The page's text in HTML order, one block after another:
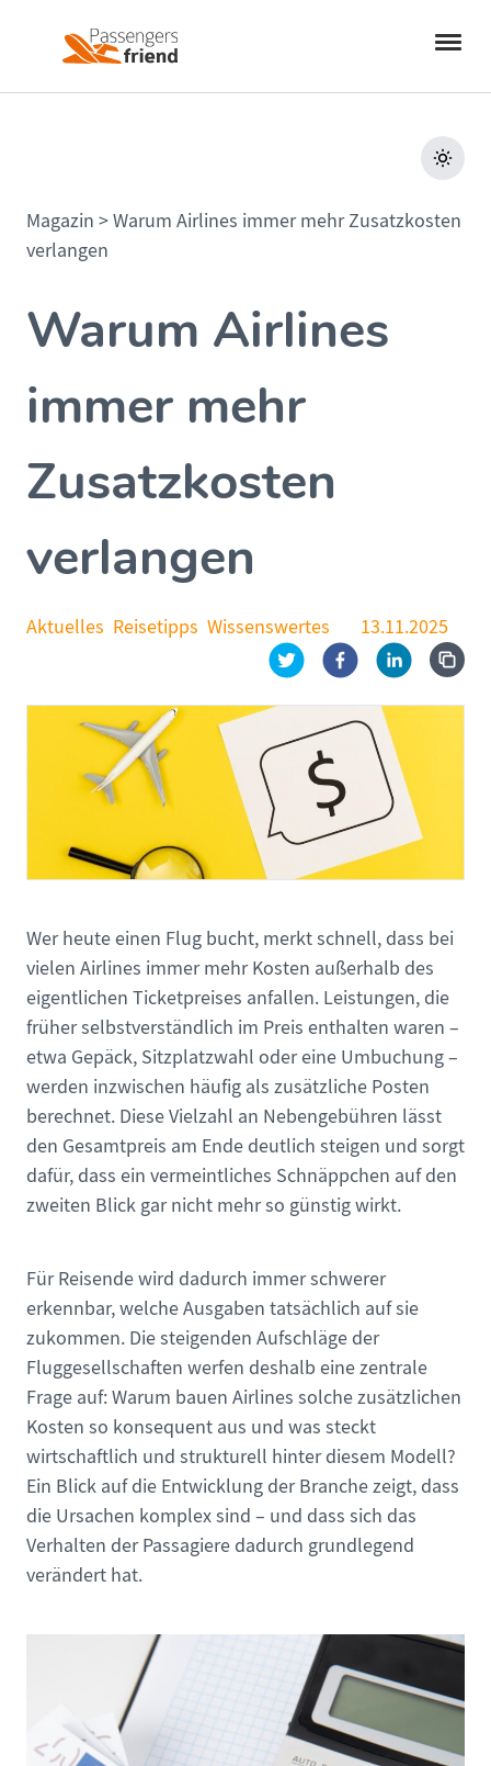
Magazin >Warum Airlines immer mehr Zusatzkosten
verlangen
Warum Airlines
immer mehr
Zusatzkosten
verlangen
Aktuelles Reisetipps Wissenswertes 13.11.2025
Wer heute einen Flug bucht, merkt schnell, dass bei
vielen Airlines immer mehr Kosten außerhalb des
eigentlichen Ticketpreises anfallen. Leistungen, die
früher selbstverständlich im Preis enthalten waren –
etwa Gepäck, Sitzplatzwahl oder eine Umbuchung –
werden inzwischen häufig als zusätzliche Posten
berechnet. Diese Vielzahl an Nebengebühren lässt
den Gesamtpreis am Ende deutlich steigen und sorgt
dafür, dass ein vermeintliches Schnäppchen auf den
zweiten Blick gar nicht mehr so günstig wirkt.
Für Reisende wird dadurch immer schwerer
erkennbar, welche Ausgaben tatsächlich auf sie
zukommen. Die steigenden Aufschläge der
Fluggesellschaften werfen deshalb eine zentrale
Frage auf: Warum bauen Airlines solche zusätzlichen
Kosten so konsequent aus und was steckt
wirtschaftlich und strukturell hinter diesem Modell?
Ein Blick auf die Entwicklung der Branche zeigt, dass
die Ursachen komplex sind – und dass sich das
Verhalten der Passagiere dadurch grundlegend
verändert hat.